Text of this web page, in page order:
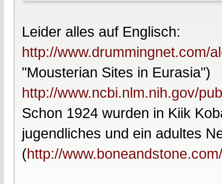
Leider alles auf Englisch:
http://www.drummingnet.com/
"Mousterian Sites in Eurasia")
http://www.ncbi.nlm.nih.gov/
Schon 1924 wurden in Kiik
jugendliches und ein adultes
(http://